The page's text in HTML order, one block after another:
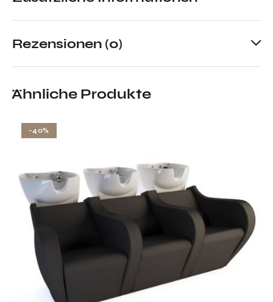
Rezensionen (0)
Ähnliche Produkte
-40%